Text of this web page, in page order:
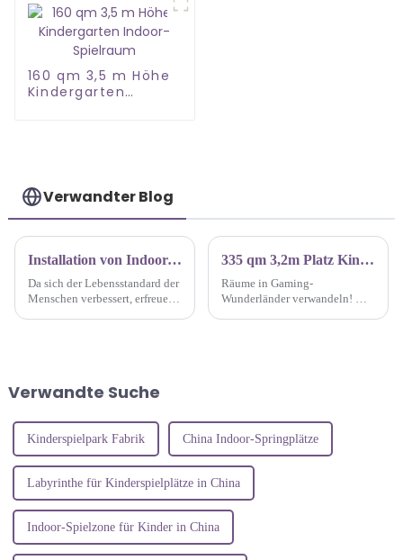
160 qm 3,5 m Höhe
Kindergarten
Verwandter Blog
Installation von Indoor-Park-Ausrüstung: Bau unterhaltsamer und sicherer Spielplätze
Da sich der Lebensstandard der
Menschen verbessert, erfreuen
kreativen Gestaltung auch die
335 qm 3,2m Platz Kinderspielplatz Gaming Wunderland
Räume in Gaming-
Wunderländer verwandeln! Wir
Verwandte Suche
Kinderspielpark Fabrik China Indoor-Springplätze
Labyrinthe für Kinderspielplätze in China
Indoor-Spielzone für Kinder in China